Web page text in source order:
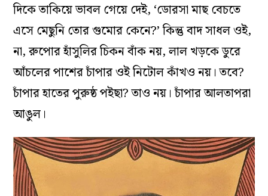
দিকে তাকিয়ে ভাবল গেয়ে দেই, ‘ডোরসা মাছ বেচতে
এসে মেছুনি তোর গুমোর কেনে?’ কিন্তু বাদ সাধল ওই,
না, রুপোর হাঁসুলির চিকন বাঁক নয়, লাল খড়কে ডুরে
আঁচলের পাশের চাঁপার ওই নিটোল কাঁখও নয়। তবে?
চাঁপার হাতের পুরুষ্ঠ পইছা? তাও নয়। চাঁপার আলতাপরা
আঙুল।